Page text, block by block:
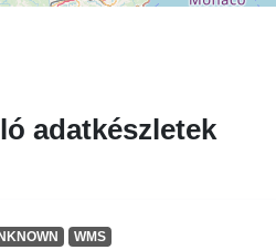
adatkészletek
WMS